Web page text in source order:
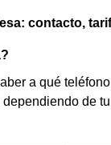
contacto,
a qué
de